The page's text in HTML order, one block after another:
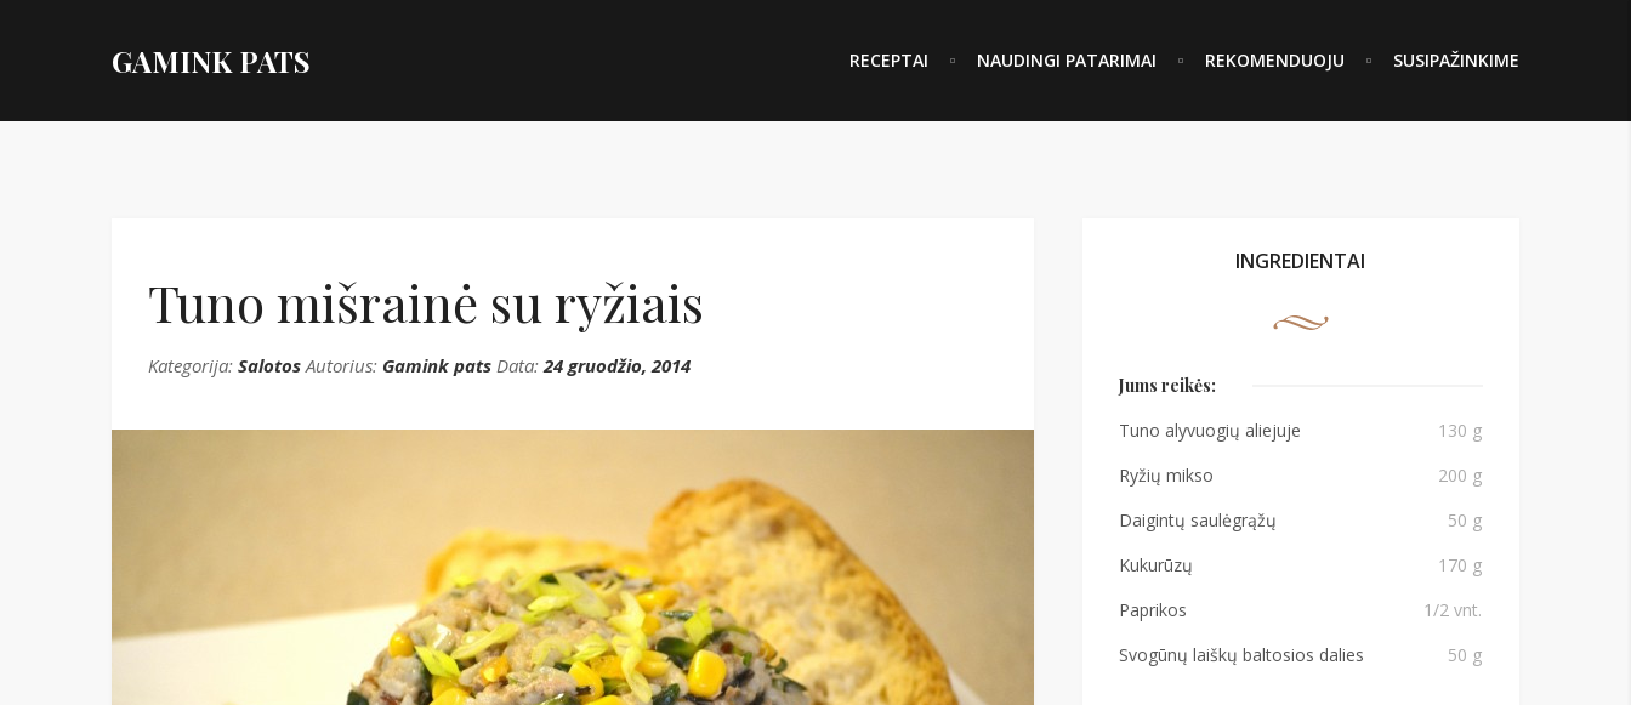
GAMINK PATS RECEPTAI NAUDINGI PATARIMAI REKOMENDUOJU SUSIPAŽINKIME
Tuno mišrainė su ryžiais
Kategorija: SalotosAutorius: Gamink pats Data:24 gruodžio, 2014
INGREDIENTAI
Jums reikės:
Tuno alyvuogių aliejuje
130 g
Ryžių mikso
200 g
Daigintų saulėgrąžų
50 g
Kukurūzų
170 g
Paprikos
1/2 vnt.
Svogūnų laiškų baltosios dalies
50 g